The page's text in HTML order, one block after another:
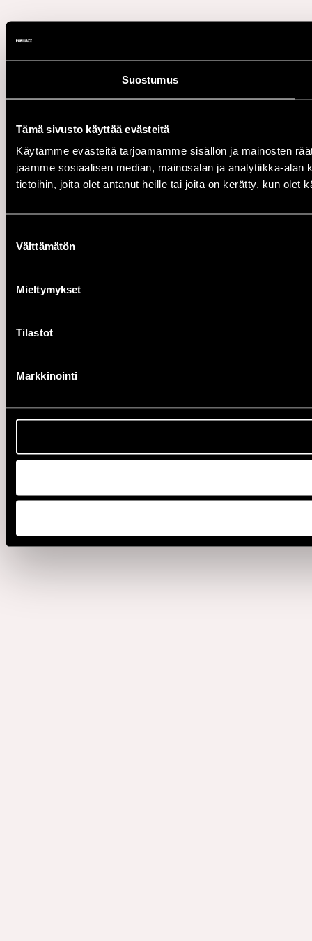
Suostumus
Tämä sivusto käyttää evästeitä
Käytämme evästeitä tarjoamamme sisällön ja mainosten
jaamme sosiaalisen median, mainosalan ja analytiikka-
tietoihin, joita olet antanut heille tai joita on kerätty, kun olet
valinta
Välttämätön
Mieltymykset
Tilastot
Markkinointi